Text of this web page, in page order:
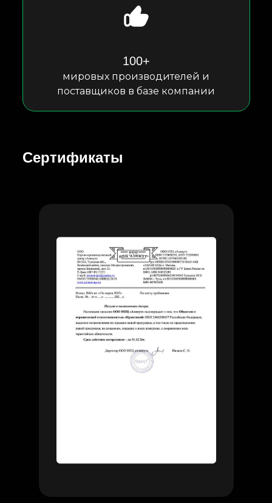
100+
мировых производителей и
поставщиков в базе компании
Сертификаты